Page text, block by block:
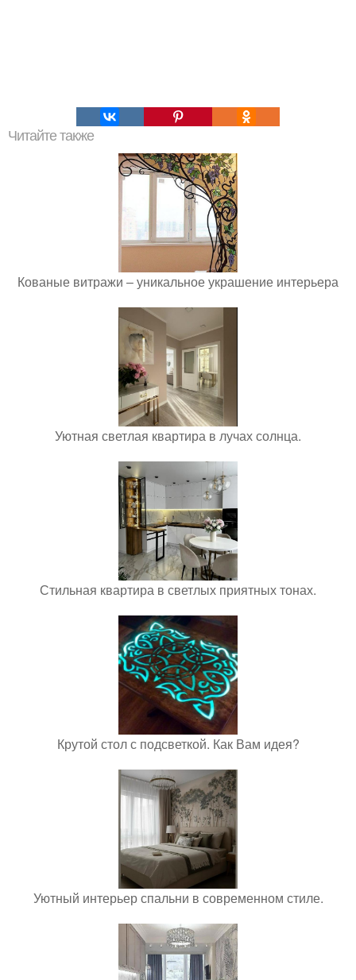
Читайте также
Кованые витражи – уникальное украшение интерьера
Уютная светлая квартира в лучах солнца.
Стильная квартира в светлых приятных тонах.
Крутой стол с подсветкой. Как Вам идея?
Уютный интерьер спальни в современном стиле.